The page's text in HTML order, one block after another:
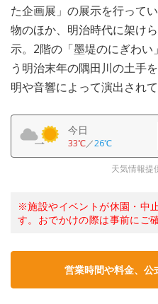
た企画展」の展示を行って
物のほか、明治時代に架け
示。2階の「墨堤のにぎわ
う明治末年の隅田川の土手
明や音響によって演出されて
今日
33℃／26℃
天気情報提
※施設やイベントが休園・中
す。おでかけの際は事前にご
営業時間や料金、公